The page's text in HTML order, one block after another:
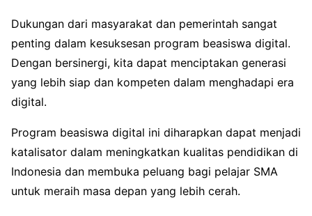
Dukungan dari masyarakat dan pemerintah sangat
penting dalam kesuksesan program beasiswa digital.
Dengan bersinergi, kita dapat menciptakan generasi
yang lebih siap dan kompeten dalam menghadapi era
digital.
Program beasiswa digital ini diharapkan dapat menjadi
katalisator dalam meningkatkan kualitas pendidikan di
Indonesia dan membuka peluang bagi pelajar SMA
untuk meraih masa depan yang lebih cerah.